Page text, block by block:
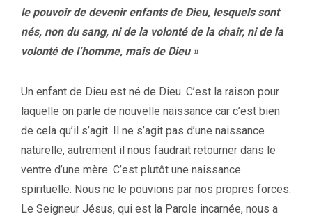
le pouvoir de devenir enfants de Dieu, lesquels sont
nés, non du sang, ni de la volonté de la chair, ni de la
volonté de l’homme, mais de Dieu »
Un enfant de Dieu est né de Dieu. C’est la raison pour
laquelle on parle de nouvelle naissance car c’est bien
de cela qu’il s’agit. Il ne s’agit pas d’une naissance
naturelle, autrement il nous faudrait retourner dans le
ventre d’une mère. C’est plutôt une naissance
spirituelle. Nous ne le pouvions par nos propres forces.
Le Seigneur Jésus, qui est la Parole incarnée, nous a